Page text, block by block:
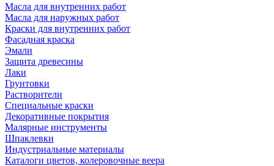
Масла для внутренних работ
Масла для наружных работ
Краски для внутренних работ
Фасадная краска
Эмали
Защита древесины
Лаки
Грунтовки
Растворители
Специальные краски
Декоративные покрытия
Малярные инструменты
Шпаклевки
Индустриальные материалы
Каталоги цветов, колеровочные веера